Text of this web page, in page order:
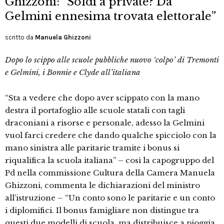
Gelmini ennesima trovata elettorale”
scritto da Manuela Ghizzoni
Dopo lo scippo alle scuole pubbliche nuovo ‘colpo’ di Tremonti
e Gelmini, i Bonnie e Clyde all’italiana
“Sta a vedere che dopo aver scippato con la mano
destra il portafoglio alle scuole statali con tagli
draconiani a risorse e personale, adesso la Gelmini
vuol farci credere che dando qualche spicciolo con la
mano sinistra alle paritarie tramite i bonus si
riqualifica la scuola italiana” – così la capogruppo del
Pd nella commissione Cultura della Camera Manuela
Ghizzoni, commenta le dichiarazioni del ministro
all’istruzione – “Un conto sono le paritarie e un conto
i diplomifici. Il bonus famigliare non distingue tra